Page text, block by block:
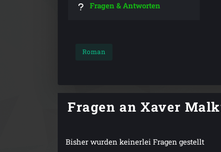
Fragen & Antworten
Roman
Fragen an Xaver
Bisher wurden keinerlei Fragen gestellt